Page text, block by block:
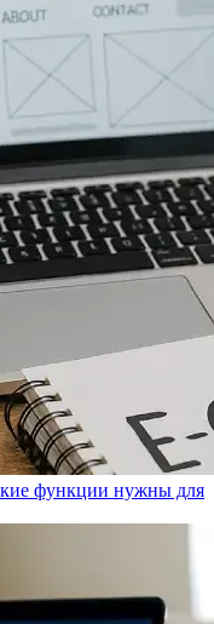
функции нужны для